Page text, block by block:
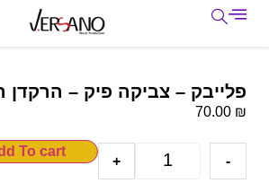
פלייבק – צביקה פיק – הרקדן
70.00 ₪
-
+
To cart